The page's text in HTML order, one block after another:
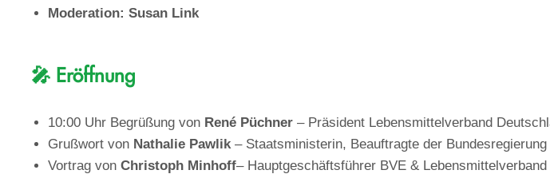
Moderation: Susan Link
🎤 Eröffnung
10:00 Uhr Begrüßung von René Püchner– Präsident Lebensmittelverband
Grußwort von Nathalie Pawlik– Staatsministerin, Beauftragte der
Vortrag von Christoph Minhoff– Hauptgeschäftsführer BVE & Lebensmittelverband